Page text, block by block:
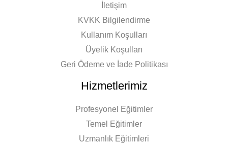
İletişim
KVKK Bilgilendirme
Kullanım Koşulları
Üyelik Koşulları
Geri Ödeme ve İade Politikası
Hizmetlerimiz
Profesyonel Eğitimler
Temel Eğitimler
Uzmanlık Eğitimleri